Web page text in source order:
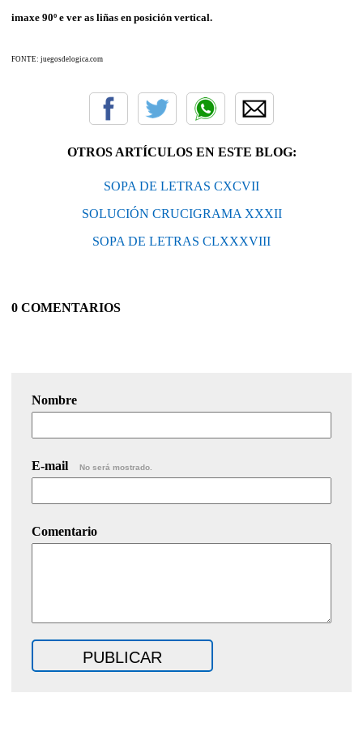
imaxe 90º e ver as liñas en posición vertical.
FONTE: juegosdelogica.com
OTROS ARTÍCULOS EN ESTE BLOG:
SOPA DE LETRAS CXCVII
SOLUCIÓN CRUCIGRAMA XXXII
SOPA DE LETRAS CLXXXVIII
0 COMENTARIOS
Nombre
E-mail No será mostrado.
Comentario